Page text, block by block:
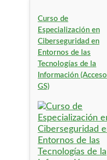
Curso de
Especialización en
Ciberseguridad en
Entornos de las
Tecnologías de la
Información (Acceso
GS)